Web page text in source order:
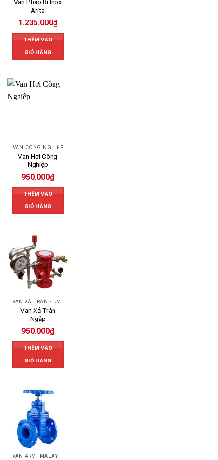
Van Phao Bi Inox
Arita
1.235.000₫
THÊM VÀO
GIỎ HÀNG
VAN CÔNG NGHIỆP
Van Hơi Công
Nghiệp
950.000₫
THÊM VÀO
GIỎ HÀNG
VAN XẢ TRÀN - OVERFLOW VALVE
Van Xả Tràn
Ngập
950.000₫
THÊM VÀO
GIỎ HÀNG
VAN ARV - MALAYSIA